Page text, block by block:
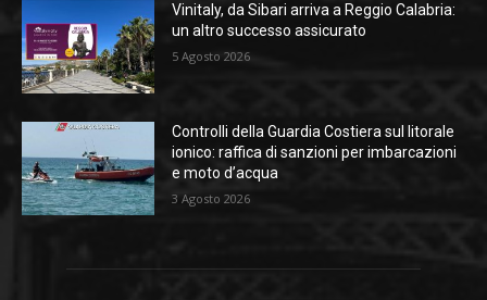
Vinitaly, da Sibari arriva a Reggio Calabria:
un altro successo assicurato
5 Agosto 2026
Controlli della Guardia Costiera sul litorale
ionico: raffica di sanzioni per imbarcazioni
e moto d’acqua
3 Agosto 2026